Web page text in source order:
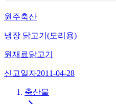
원주축산
냉장 닭고기(도리용)
원재료닭고기
신고일자2011-04-28
축산물